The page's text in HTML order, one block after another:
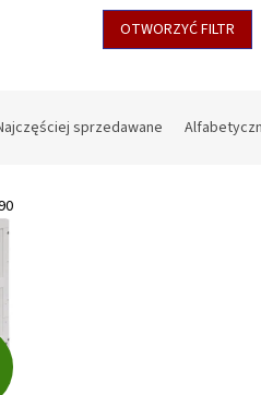
OTWORZYĆ FILTR
sprzedawane